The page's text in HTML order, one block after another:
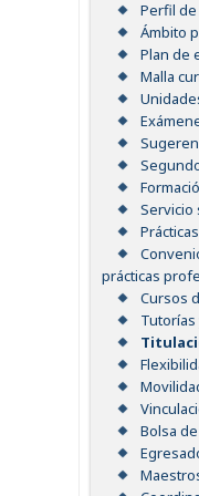
Perfil
Ámbito
Plan de
Malla
Servicio
prácticas
Cursos
Bolsa